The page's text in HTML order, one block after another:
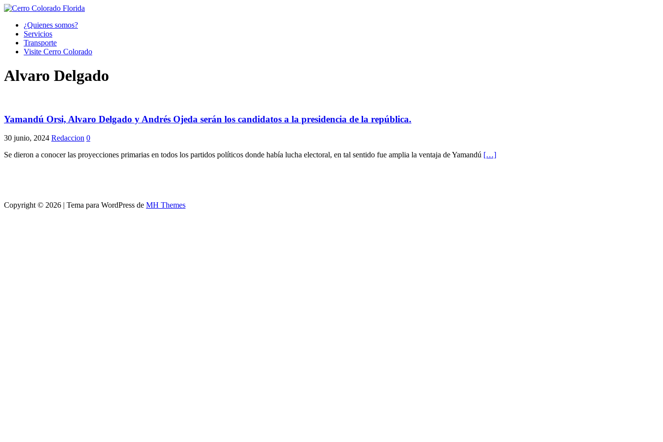
¿Quienes somos?
Servicios
Transporte
Visite Cerro Colorado
Alvaro Delgado
Yamandú Orsi, Alvaro Delgado y Andrés Ojeda serán los candidatos a la presidencia de la república.
30 junio, 2024 Redaccion 0
Se dieron a conocer las proyecciones primarias en todos los partidos políticos donde había lucha electoral, en tal sentido fue amplia la ventaja de Yamandú […]
Copyright © 2026 | Tema para WordPress de MH Themes